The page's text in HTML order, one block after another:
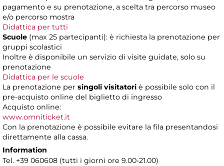
pagamento e su prenotazione, a scelta tra percorso museo
e/o percorso mostra
Didattica per tutti
Scuole (max 25 partecipanti): è richiesta la prenotazione per
gruppi scolastici
Inoltre è disponibile un servizio di visite guidate, solo su
prenotazione
Didattica per le scuole
La prenotazione per singoli visitatori è possibile solo con il
pre-acquisto online del biglietto di ingresso
Acquisto online:
www.omniticket.it
Con la prenotazione è possibile evitare la fila presentandosi
direttamente alla cassa.
Information
Tel. +39 060608 (tutti i giorni ore 9.00-21.00)